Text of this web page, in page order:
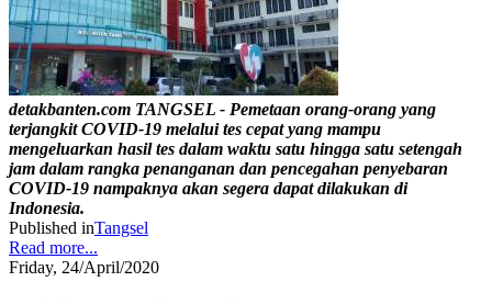
detakbanten.com TANGSEL - Pemetaan orang-orang yang
terjangkit COVID-19 melalui tes cepat yang mampu
mengeluarkan hasil tes dalam waktu satu hingga satu setengah
jam dalam rangka penanganan dan pencegahan penyebaran
COVID-19 nampaknya akan segera dapat dilakukan di
Indonesia.
Published inTangsel
Read more...
Friday, 24/April/2020